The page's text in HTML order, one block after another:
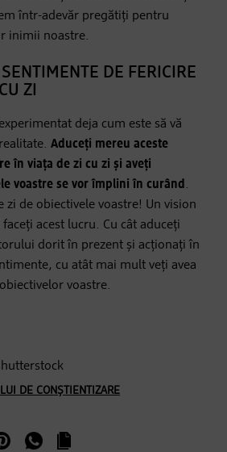
într-adevăr pregătiți pentru
inimii noastre.
DE FERICIRE
ZI
deja cum este să vă
Aduceți mereu aceste
în viața de zi cu zi și aveți
voastre se vor împlini în curând .
zi de obiectivele voastre! Un vision
acest lucru. Cu cât aduceți
dorit în prezent și acționați în
cu atât mai mult veți avea
voastre.
DE CONȘTIENTIZARE